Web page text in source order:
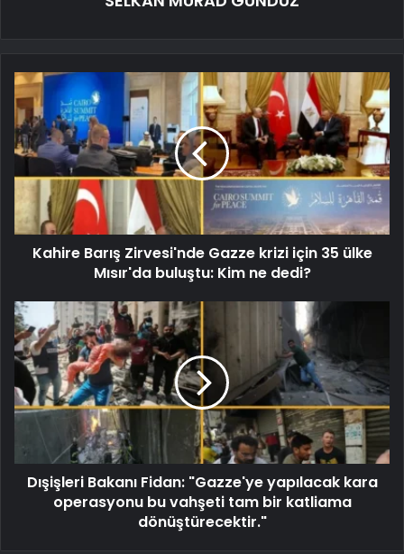
Kahire Barış Zirvesi'nde Gazze krizi için 35 ülke
Mısır'da buluştu: Kim ne dedi?
Dışişleri Bakanı Fidan: "Gazze'ye yapılacak kara
operasyonu bu vahşeti tam bir katliama
dönüştürecektir."